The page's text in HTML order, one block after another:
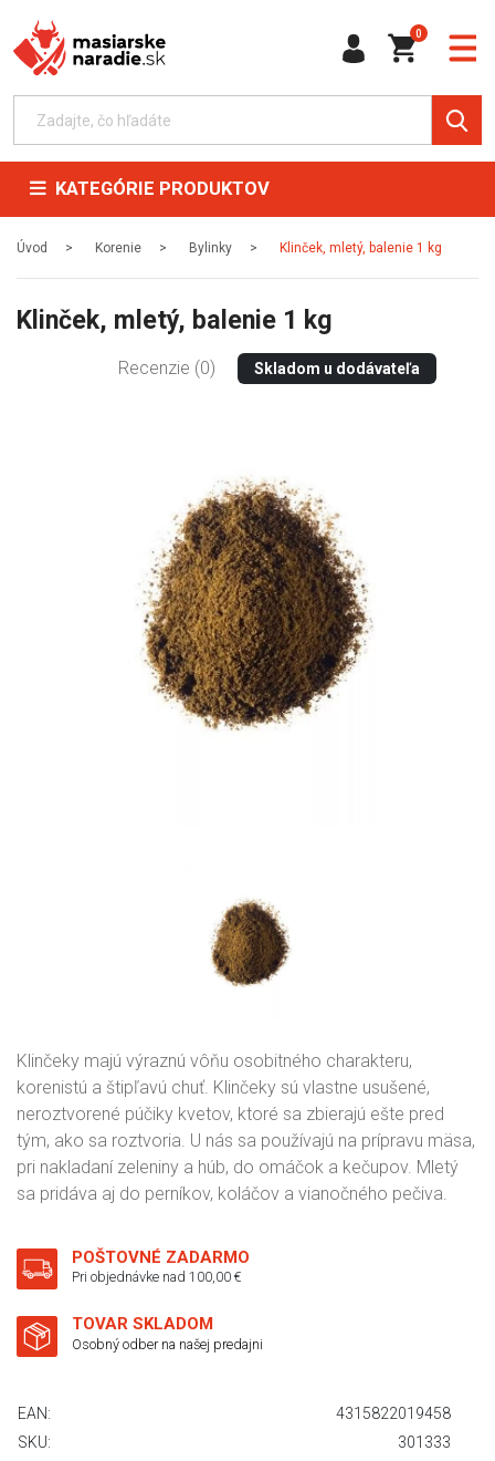
0
KATEGÓRIE PRODUKTOV
Úvod Korenie Bylinky Klinček, mletý, balenie 1 kg
Klinček, mletý, balenie 1 kg
Recenzie (0) Skladom u dodávateľa
Klinčeky majú výraznú vôňu osobitného charakteru,
korenistú a štipľavú chuť. Klinčeky sú vlastne usušené,
neroztvorené púčiky kvetov, ktoré sa zbierajú ešte pred
tým, ako sa roztvoria. U nás sa používajú na prípravu mäsa,
pri nakladaní zeleniny a húb, do omáčok a kečupov. Mletý
sa pridáva aj do perníkov, koláčov a vianočného pečiva.
POŠTOVNÉ ZADARMO
Pri objednávke nad 100,00 €
TOVAR SKLADOM
Osobný odber na našej predajni
EAN:
4315822019458
SKU:
301333